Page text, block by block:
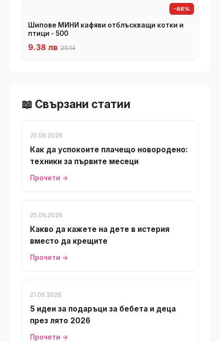
-68%
Шипове МИНИ кафяви отблъскващи котки и
птици - 500
9.38 лв 29.14
📖 Свързани статии
25.06.2026
Как да успокоите плачещо новородено:
техники за първите месеци
Прочети →
25.06.2026
Какво да кажете на дете в истерия
вместо да крещите
Прочети →
21.06.2026
5 идеи за подаръци за бебета и деца
през лято 2026
Прочети →